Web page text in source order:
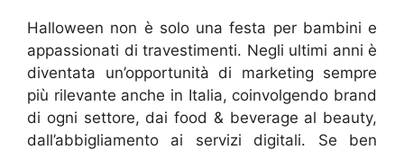
Halloween non è solo una festa per bambini e
appassionati di travestimenti. Negli ultimi anni è
diventata un’opportunità di marketing sempre
più rilevante anche in Italia, coinvolgendo brand
di ogni settore, dai food & beverage al beauty,
dall’abbigliamento ai servizi digitali. Se ben